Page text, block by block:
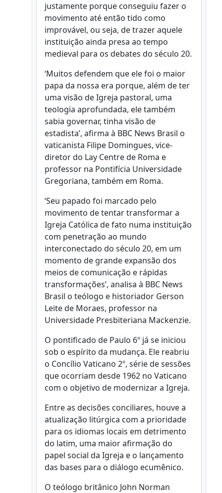
justamente porque conseguiu fazer o
movimento até então tido como
improvável, ou seja, de trazer aquele
instituição ainda presa ao tempo
medieval para os debates do século 20.
‘Muitos defendem que ele foi o maior
papa da nossa era porque, além de ter
uma visão de Igreja pastoral, uma
teologia aprofundada, ele também
sabia governar, tinha visão de
estadista’, afirma à BBC News Brasil o
vaticanista Filipe Domingues, vice-
diretor do Lay Centre de Roma e
professor na Pontifícia Universidade
Gregoriana, também em Roma.
‘Seu papado foi marcado pelo
movimento de tentar transformar a
Igreja Católica de fato numa instituição
com penetração ao mundo
interconectado do século 20, em um
momento de grande expansão dos
meios de comunicação e rápidas
transformações’, analisa à BBC News
Brasil o teólogo e historiador Gerson
Leite de Moraes, professor na
Universidade Presbiteriana Mackenzie.
O pontificado de Paulo 6º já se iniciou
sob o espírito da mudança. Ele reabriu
o Concílio Vaticano 2º, série de sessões
que ocorriam desde 1962 no Vaticano
com o objetivo de modernizar a Igreja.
Entre as decisões conciliares, houve a
atualização litúrgica com a prioridade
para os idiomas locais em detrimento
do latim, uma maior afirmação do
papel social da Igreja e o lançamento
das bases para o diálogo ecumênico.
O teólogo britânico John Norman